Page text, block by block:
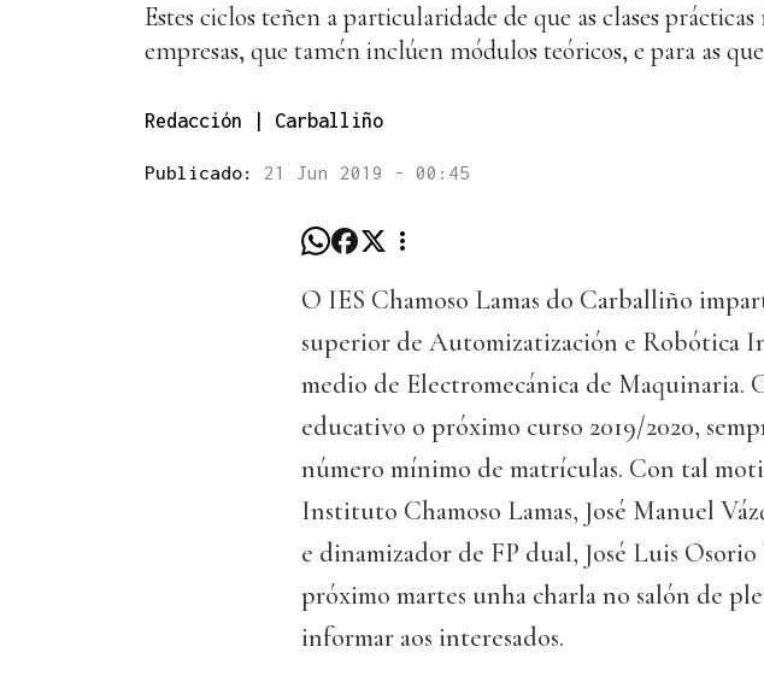
Estes ciclos teñen a particularidade de que as clases
empresas, que tamén inclúen módulos teóricos, e para as
Redacción | Carballiño
Publicado: 21 Jun 2019 - 00:45
O IES Chamoso Lamas do Carballiño
superior de Automizatización e Robótica
medio de Electromecánica de Maquinaria.
educativo o próximo curso 2019/2020,
número mínimo de matrículas. Con tal
Instituto Chamoso Lamas, José Manuel
e dinamizador de FP dual, José Luis
próximo martes unha charla no salón de
informar aos interesados.